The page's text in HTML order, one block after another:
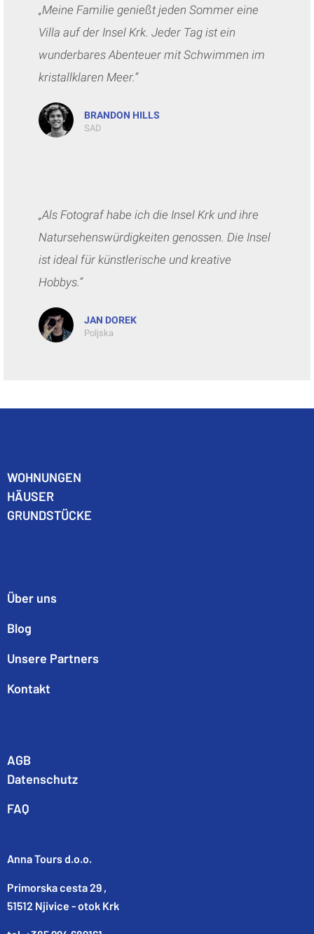
„Meine Familie genießt jeden Sommer eine
Villa auf der Insel Krk. Jeder Tag ist ein
wunderbares Abenteuer mit Schwimmen im
kristallklaren Meer.“
BRANDON HILLS
SAD
„Als Fotograf habe ich die Insel Krk und ihre
Natursehenswürdigkeiten genossen. Die Insel
ist ideal für künstlerische und kreative
Hobbys.“
JAN DOREK
Poljska
WOHNUNGEN
HÄUSER
GRUNDSTÜCKE
Über uns
Blog
Unsere Partners
Kontakt
AGB
Datenschutz
FAQ
Anna Tours d.o.o.
Primorska cesta 29 ,
51512 Njivice - otok Krk